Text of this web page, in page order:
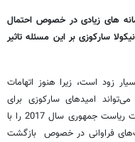
های زیادی در خصوص احتمال
سارکوزی بر این مسئله تاثیر
زود است، زیرا هنوز اتهامات
امیدهای سارکوزی برای
بازگشت به عرصه سیاست و رقابت برای انتخابات ریاست جمهوری سال 2017 را با
فراوانی در خصوص بازگشت